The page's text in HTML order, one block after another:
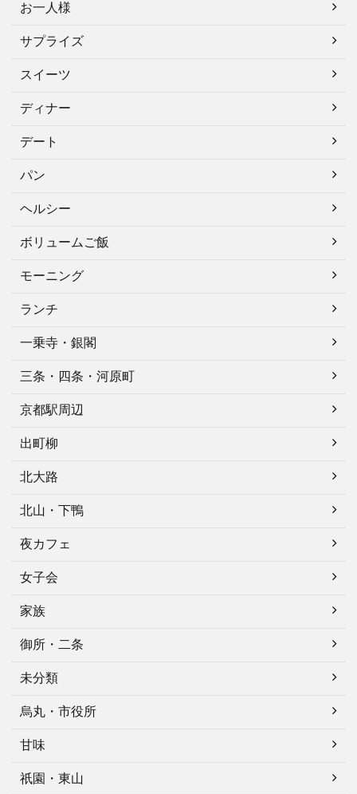
お一人様
サプライズ
スイーツ
ディナー
デート
パン
ヘルシー
ボリュームご飯
モーニング
ランチ
一乗寺・銀閣
三条・四条・河原町
京都駅周辺
出町柳
北大路
北山・下鴨
夜カフェ
女子会
家族
御所・二条
未分類
烏丸・市役所
甘味
祇園・東山